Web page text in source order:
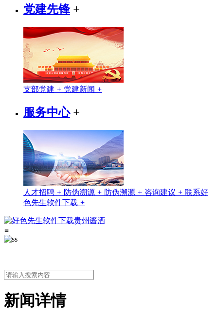
党建先锋+
支部党建 + 党建新闻 +
服务中心+
人才招聘 + 防伪溯源 + 防伪溯源 + 咨询建议 + 联系好
色先生软件下载 +
≡
新闻详情